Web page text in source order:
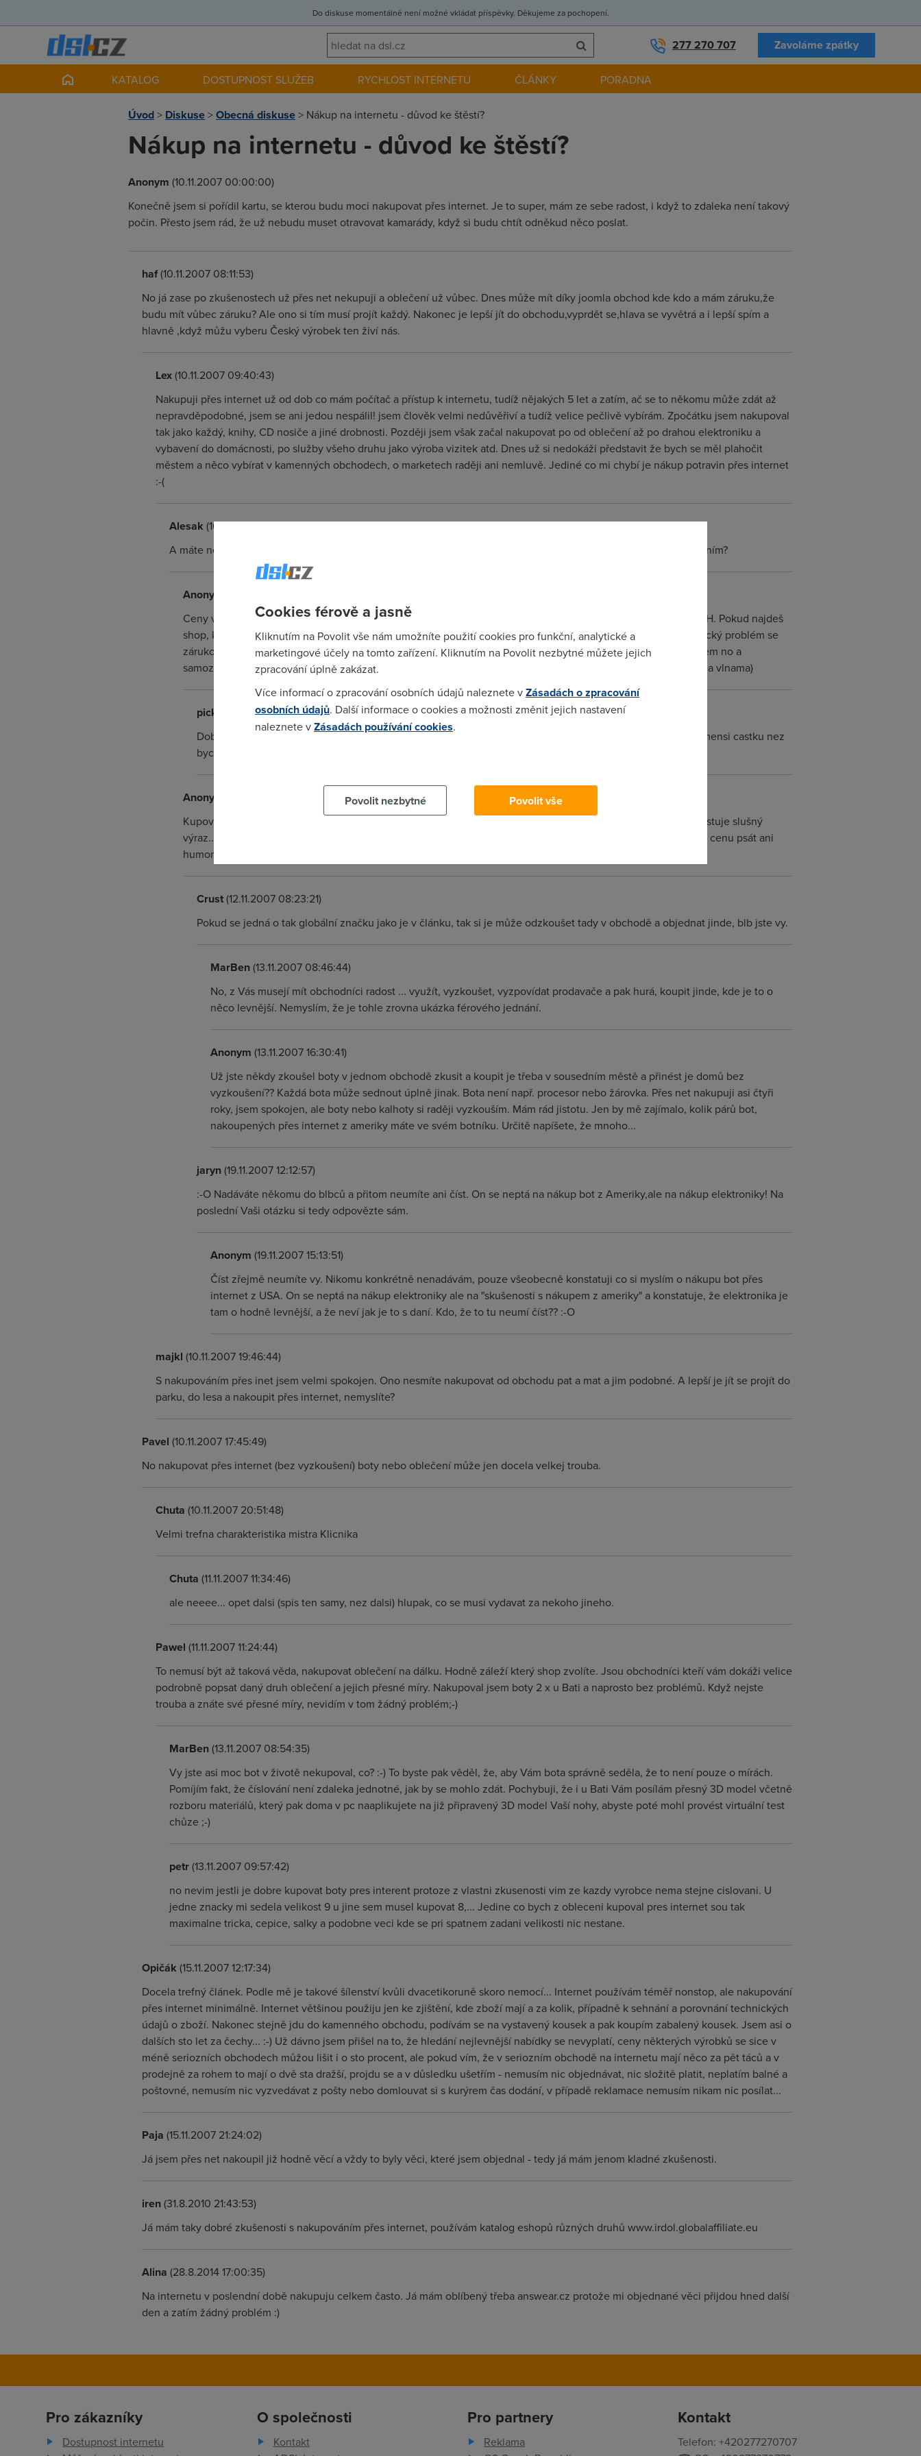
Do diskuse momentálně není možné vkládat příspěvky. Děkujeme za pochopení.
277 270 707 Zavoláme zpátky
KATALOG DOSTUPNOST SLUŽEB RYCHLOST INTERNETU ČLÁNKY PORADNA
Úvod> Diskuse>Obecná diskuse> Nákup na internetu - důvod ke štěstí?
Nákup na internetu - důvod ke štěstí?
Anonym (10.11.2007 00:00:00)
Konečně jsem si pořídil kartu, se kterou budu moci nakupovat přes internet. Je to super, mám ze sebe radost, i když to zdaleka není takový
počin. Přesto jsem rád, že už nebudu muset otravovat kamarády, když si budu chtít odněkud něco poslat.
haf(10.11.2007 08:11:53)
No já zase po zkušenostech už přes net nekupuji a oblečení už vůbec. Dnes může mít díky joomla obchod kde kdo a mám záruku,že
budu mít vůbec záruku? Ale ono si tím musí projít každý. Nakonec je lepší jít do obchodu,vyprdět se,hlava se vyvětrá a i lepší spím a
hlavně ,když můžu vyberu Český výrobek ten živí nás.
Lex(10.11.2007 09:40:43)
Nakupuji přes internet už od dob co mám počítač a přístup k internetu, tudíž nějakých 5 let a zatím, ač se to někomu může zdát až
nepravděpodobné, jsem se ani jedou nespálil! jsem člověk velmi nedůvěřiví a tudíž velice pečlivě vybírám. Zpočátku jsem nakupoval
tak jako každý, knihy, CD nosiče a jiné drobnosti. Později jsem však začal nakupovat po od oblečení až po drahou elektroniku a
vybavení do domácnosti, po služby všeho druhu jako výroba vizitek atd. Dnes už si nedokáži představit že bych se měl plahočit
městem a něco vybírat v kamenných obchodech, o marketech raději ani nemluvě. Jediné co mi chybí je nákup potravin přes internet
:-(
Alesak (10.11.2007 22:52:43)
A máte nějaké skušenosti s nákupem z ameriky? Je tam o hodně levnější elektronika, ale jak je to s daní a proclením?
Anonym
Ceny v U.S. jsou uváděné vždy bez daně. U nás ti to lapnou naši celníci a ztaplatíš clo dle sazebníku a 19% DPH. Pokud najdeš
shop, který ti to k nám pošle (některé ti prostě napíšou "do ČR neposíláme"), je tam pár dalších zádrhelů - klasický problém se
zárukou, pokud jsou jiné modely pro evropu a jiné pro US, tak bývají občas i problémy s mimozáručním servisem no a
samozřejmě u některých věcí jsou jiné normy v evropě a jiné v americe (typicky cokoliv, co pracuje s rádiovýma vlnama)
pickyourshoesDOTcom(11.11.2007 18:28:00)
Dobry den, ja jsem si boty pres internet z ameriky zakoupil a nemuzu si je vynachvalit. Zaplatil jsem za ne mensi castku nez
bych zaplatit u nas to i vcetne postovneho, ktere cini do Evropy asi 600,- Asi mam stesti.
Anonym
Kupovat boty přes internet může jen blb. Kupovat je přes internet a ještě k tomu z ameriky - na to už asi neexistuje slušný
výraz... Bota se přece musí vyzkušet. Nebo snad ne??? Nechat si je poslat poštou z ameriky - o tom snad nemá cenu psát ani
humorné články. Nebo myslíte, že je fakt někdo tak blbej?
Crust(12.11.2007 08:23:21)
Pokud se jedná o tak globální značku jako je v článku, tak si je může odzkoušet tady v obchodě a objednat jinde, blb jste vy.
MarBen(13.11.2007 08:46:44)
No, z Vás musejí mít obchodníci radost ... využít, vyzkoušet, vyzpovídat prodavače a pak hurá, koupit jinde, kde je to o
něco levnější. Nemyslím, že je tohle zrovna ukázka férového jednání.
Anonym (13.11.2007 16:30:41)
Už jste někdy zkoušel boty v jednom obchodě zkusit a koupit je třeba v sousedním městě a přinést je domů bez
vyzkoušení?? Každá bota může sednout úplně jinak. Bota není např. procesor nebo žárovka. Přes net nakupuji asi čtyři
roky, jsem spokojen, ale boty nebo kalhoty si raději vyzkouším. Mám rád jistotu. Jen by mě zajímalo, kolik párů bot,
nakoupených přes internet z ameriky máte ve svém botníku. Určitě napíšete, že mnoho...
jaryn(19.11.2007 12:12:57)
:-O Nadáváte někomu do blbců a přitom neumíte ani číst. On se neptá na nákup bot z Ameriky,ale na nákup elektroniky! Na
poslední Vaši otázku si tedy odpovězte sám.
Anonym (19.11.2007 15:13:51)
Číst zřejmě neumíte vy. Nikomu konkrétně nenadávám, pouze všeobecně konstatuji co si myslím o nákupu bot přes
internet z USA. On se neptá na nákup elektroniky ale na "skušenosti s nákupem z ameriky" a konstatuje, že elektronika je
tam o hodně levnější, a že neví jak je to s daní. Kdo, že to tu neumí číst?? :-O
majkl (10.11.2007 19:46:44)
S nakupováním přes inet jsem velmi spokojen. Ono nesmíte nakupovat od obchodu pat a mat a jim podobné. A lepší je jít se projít do
parku, do lesa a nakoupit přes internet, nemyslíte?
Pavel (10.11.2007 17:45:49)
No nakupovat přes internet (bez vyzkoušení) boty nebo oblečení může jen docela velkej trouba.
Chuta (10.11.2007 20:51:48)
Velmi trefna charakteristika mistra Klicnika
Chuta (11.11.2007 11:34:46)
ale neeee... opet dalsi (spis ten samy, nez dalsi) hlupak, co se musi vydavat za nekoho jineho.
Pawel (11.11.2007 11:24:44)
To nemusí být až taková věda, nakupovat oblečení na dálku. Hodně záleží který shop zvolíte. Jsou obchodníci kteří vám dokáži velice
podrobně popsat daný druh oblečení a jejich přesné míry. Nakupoval jsem boty 2 x u Bati a naprosto bez problémů. Když nejste
trouba a znáte své přesné míry, nevidím v tom žádný problém;-)
MarBen(13.11.2007 08:54:35)
Vy jste asi moc bot v životě nekupoval, co? :-) To byste pak věděl, že, aby Vám bota správně seděla, že to není pouze o mírách.
Pomíjím fakt, že číslování není zdaleka jednotné, jak by se mohlo zdát. Pochybuji, že i u Bati Vám posílám přesný 3D model včetně
rozboru materiálů, který pak doma v pc naaplikujete na již připravený 3D model Vaší nohy, abyste poté mohl provést virtuální test
chůze ;-)
petr(13.11.2007 09:57:42)
no nevim jestli je dobre kupovat boty pres interent protoze z vlastni zkusenosti vim ze kazdy vyrobce nema stejne cislovani. U
jedne znacky mi sedela velikost 9 u jine sem musel kupovat 8,... Jedine co bych z obleceni kupoval pres internet sou tak
maximalne tricka, cepice, salky a podobne veci kde se pri spatnem zadani velikosti nic nestane.
Opičák (15.11.2007 12:17:34)
Docela trefný článek. Podle mě je takové šílenství kvůli dvacetikoruně skoro nemocí... Internet používám téměř nonstop, ale nakupování
přes internet minimálně. Internet většinou použiju jen ke zjištění, kde zboží mají a za kolik, případně k sehnání a porovnání technických
údajů o zboží. Nakonec stejně jdu do kamenného obchodu, podívám se na vystavený kousek a pak koupím zabalený kousek. Jsem asi o
dalších sto let za čechy... :-) Už dávno jsem přišel na to, že hledání nejlevnější nabídky se nevyplatí, ceny některých výrobků se sice v
méně seriozních obchodech můžou lišit i o sto procent, ale pokud vím, že v seriozním obchodě na internetu mají něco za pět táců a v
prodejně za rohem to mají o dvě sta dražší, projdu se a v důsledku ušetřím - nemusím nic objednávat, nic složitě platit, neplatím balné a
poštovné, nemusím nic vyzvedávat z pošty nebo domlouvat si s kurýrem čas dodání, v případě reklamace nemusím nikam nic posílat...
Paja (15.11.2007 21:24:02)
Já jsem přes net nakoupil již hodně věcí a vždy to byly věci, které jsem objednal - tedy já mám jenom kladné zkušenosti.
iren(31.8.2010 21:43:53)
Já mám taky dobré zkušenosti s nakupováním přes internet, používám katalog eshopů různých druhů www.irdol.globalaffiliate.eu
Alina (28.8.2014 17:00:35)
Na internetu v poslendní době nakupuju celkem často. Já mám oblíbený třeba answear.cz protože mi objednané věci přijdou hned další
den a zatím žádný problém :)
Pro zákazníky
Dostupnost internetu
O společnosti
Kontakt
Pro partnery
Reklama
Kontakt
Telefon: +420277270707
Cookies férově a jasně
Kliknutím na Povolit vše nám umožníte použití cookies pro funkční, analytické a
marketingové účely na tomto zařízení. Kliknutím na Povolit nezbytné můžete jejich
zpracování úplně zakázat.
Více informací o zpracování osobních údajů naleznete vZásadách o zpracování
osobních údajů. Další informace o cookies a možnosti změnit jejich nastavení
naleznete vZásadách používání cookies.
Povolit nezbytné
Povolit vše